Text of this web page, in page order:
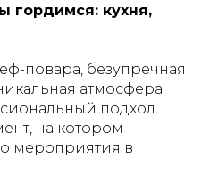
гордимся: кухня,
повара, безупречная
атмосфера
подход
на котором
мероприятия в